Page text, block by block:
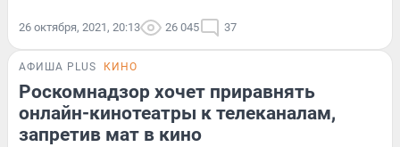
26 октября, 2021, 20:13 26 045 37
АФИША PLUS КИНО
Роскомнадзор хочет приравнять
онлайн-кинотеатры к телеканалам,
запретив мат в кино